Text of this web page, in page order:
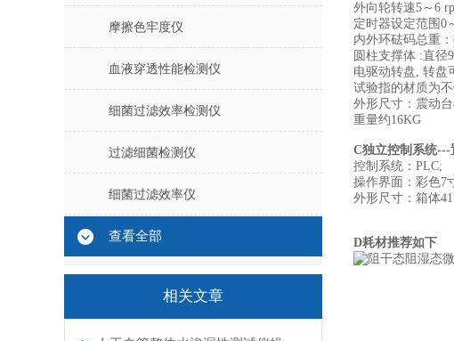
摩擦色牢度仪
血液穿透性能检测仪
细菌过滤效率检测仪
过滤细菌检测仪
细菌过滤效率仪
查看全部
相关文章
外向轮转速5～6
定时器设定范围0
内外环砝码总重
圆柱支撑体 :直径
电驱动转盘, 转盘
试验指的材质为
外形尺寸：震动台
重量约16KG
C独立控制系统
控制系统：PLC;
操作界面：彩色7
外形尺寸：箱体
D耗材推荐如下